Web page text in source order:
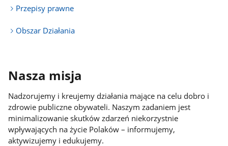
Przepisy prawne
Obszar Działania
Nasza misja
Nadzorujemy i kreujemy działania mające na celu dobro i
zdrowie publiczne obywateli. Naszym zadaniem jest
minimalizowanie skutków zdarzeń niekorzystnie
wpływających na życie Polaków – informujemy,
aktywizujemy i edukujemy.